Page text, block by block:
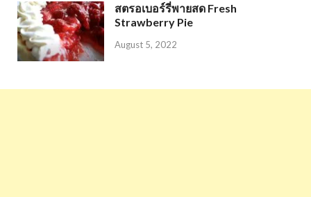
สตรอเบอร์รี่พายสด Fresh
Strawberry Pie
August 5, 2022